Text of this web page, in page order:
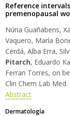
Reference
premenopausal
Núria Guañabens,
Vaquero, María
Cerdá, Alba Erra,
Pitarch, Eduardo
Ferran Torres, on
Clin Chem Lab
Abstract
Dermatología